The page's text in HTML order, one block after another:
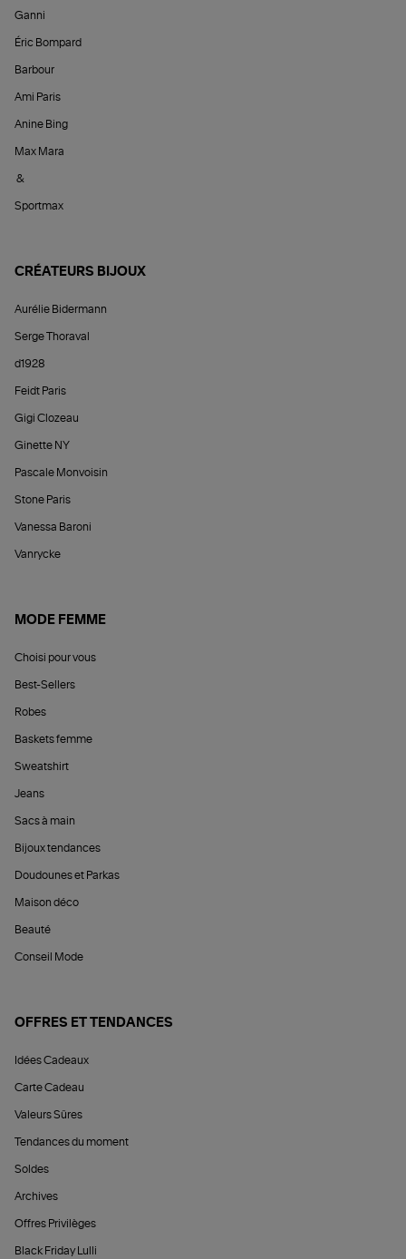
Ganni
Éric Bompard
Barbour
Ami Paris
Anine Bing
Max Mara
&
Sportmax
CRÉATEURS BIJOUX
Aurélie Bidermann
Serge Thoraval
d1928
Feidt Paris
Gigi Clozeau
Ginette NY
Pascale Monvoisin
Stone Paris
Vanessa Baroni
Vanrycke
MODE FEMME
Choisi pour vous
Best-Sellers
Robes
Baskets femme
Sweatshirt
Jeans
Sacs à main
Bijoux tendances
Doudounes et Parkas
Maison déco
Beauté
Conseil Mode
OFFRES ET TENDANCES
Idées Cadeaux
Carte Cadeau
Valeurs Sûres
Tendances du moment
Soldes
Archives
Offres Privilèges
Black Friday Lulli